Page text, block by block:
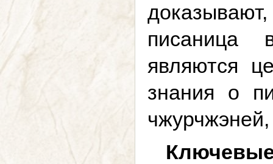
писаница
являются
знания о